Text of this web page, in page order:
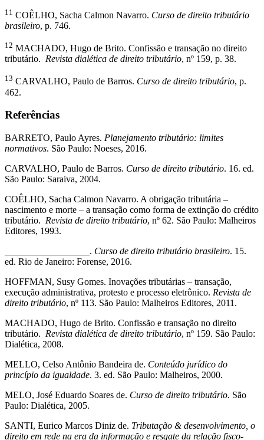
11 COÊLHO, Sacha Calmon Navarro. Curso de direito tributário
brasileiro, p. 746.
12 MACHADO, Hugo de Brito. Confissão e transação no direito
tributário. Revista dialética de direito tributário, nº 159, p. 38.
13 CARVALHO, Paulo de Barros. Curso de direito tributário, p.
462.
Referências
BARRETO, Paulo Ayres. Planejamento tributário: limites
normativos. São Paulo: Noeses, 2016.
CARVALHO, Paulo de Barros. Curso de direito tributário. 16. ed.
São Paulo: Saraiva, 2004.
COÊLHO, Sacha Calmon Navarro. A obrigação tributária –
nascimento e morte – a transação como forma de extinção do crédito
tributário. Revista de direito tributário, nº 62. São Paulo: Malheiros
Editores, 1993.
__________________. Curso de direito tributário brasileiro. 15.
ed. Rio de Janeiro: Forense, 2016.
HOFFMAN, Susy Gomes. Inovações tributárias – transação,
execução administrativa, protesto e processo eletrônico. Revista de
direito tributário, nº 113. São Paulo: Malheiros Editores, 2011.
MACHADO, Hugo de Brito. Confissão e transação no direito
tributário. Revista dialética de direito tributário, nº 159. São Paulo:
Dialética, 2008.
MELLO, Celso Antônio Bandeira de. Conteúdo jurídico do
princípio da igualdade. 3. ed. São Paulo: Malheiros, 2000.
MELO, José Eduardo Soares de. Curso de direito tributário. São
Paulo: Dialética, 2005.
SANTI, Eurico Marcos Diniz de. Tributação & desenvolvimento, o
direito em rede na era da informação e resgate da relação fisco-